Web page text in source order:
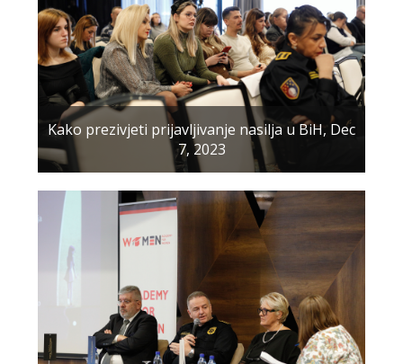
Kako prezivjeti prijavljivanje nasilja u BiH, Dec
7, 2023